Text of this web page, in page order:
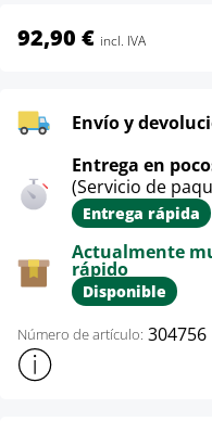
92,90 € incl. IVA
Envío y
Entrega en
(Servicio de
Entrega rápida
Actualmente
rápido
Disponible
Número de artículo: 304756
Mostrar más información